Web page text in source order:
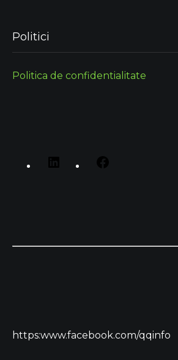
Politici
Politica de confidentialitate
https:www.facebook.com/qqinfo